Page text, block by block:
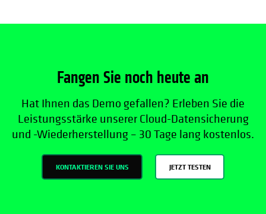
Fangen Sie noch heute an
Hat Ihnen das Demo gefallen? Erleben Sie die
Leistungsstärke unserer Cloud-Datensicherung
und -Wiederherstellung – 30 Tage lang kostenlos.
KONTAKTIEREN SIE UNS JETZT TESTEN